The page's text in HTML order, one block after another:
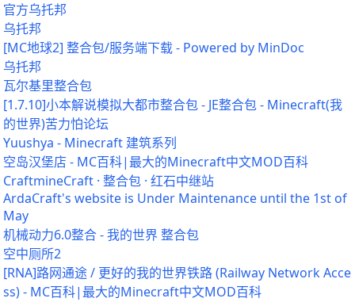
官方乌托邦
乌托邦
[MC地球2] 整合包/服务端下载 - Powered by MinDoc
乌托邦
瓦尔基里整合包
[1.7.10]小本解说模拟大都市整合包 - JE整合包 - Minecraft(我
的世界)苦力怕论坛
Yuushya - Minecraft 建筑系列
空岛汉堡店 - MC百科|最大的Minecraft中文MOD百科
CraftmineCraft · 整合包 · 红石中继站
ArdaCraft's website is Under Maintenance until the 1st of
May
机械动力6.0整合 - 我的世界 整合包
空中厕所2
[RNA]路网通途 / 更好的我的世界铁路 (Railway Network Acce
ss) - MC百科|最大的Minecraft中文MOD百科